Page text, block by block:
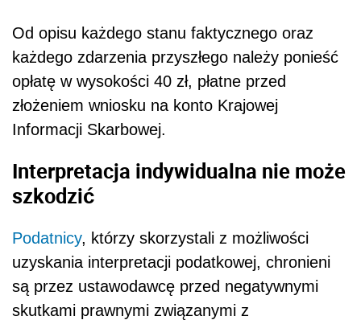
Od opisu każdego stanu faktycznego oraz
każdego zdarzenia przyszłego należy ponieść
opłatę w wysokości 40 zł, płatne przed
złożeniem wniosku na konto Krajowej
Informacji Skarbowej.
Interpretacja indywidualna nie może
szkodzić
Podatnicy, którzy skorzystali z możliwości
uzyskania interpretacji podatkowej, chronieni
są przez ustawodawcę przed negatywnymi
skutkami prawnymi związanymi z